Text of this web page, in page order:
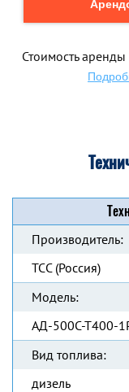
Стоимость
Производитель:
ТСС (Россия)
Модель:
АД-500С-Т400-
Вид топлива:
дизель